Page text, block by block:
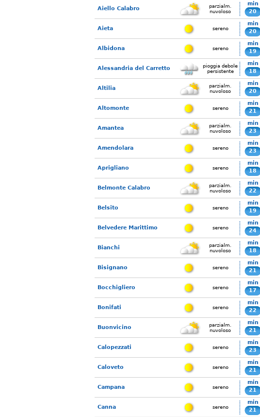
Aiello Calabro
parzialm.
nuvoloso
min
20
Aieta sereno
min
20
Albidona sereno
min
19
Alessandria del Carretto
pioggia debole
persistente
min
18
Altilia
parzialm.
nuvoloso
min
20
Altomonte sereno
min
21
Amantea
parzialm.
nuvoloso
min
23
Amendolara sereno
min
23
Aprigliano sereno
min
18
Belmonte Calabro
parzialm.
nuvoloso
min
22
Belsito sereno
min
19
Belvedere Marittimo sereno
min
24
Bianchi
parzialm.
nuvoloso
min
18
Bisignano sereno
min
21
Bocchigliero sereno
min
17
Bonifati sereno
min
22
Buonvicino
parzialm.
nuvoloso
min
21
Calopezzati sereno
min
23
Caloveto sereno
min
21
Campana sereno
min
21
Canna sereno
min
21